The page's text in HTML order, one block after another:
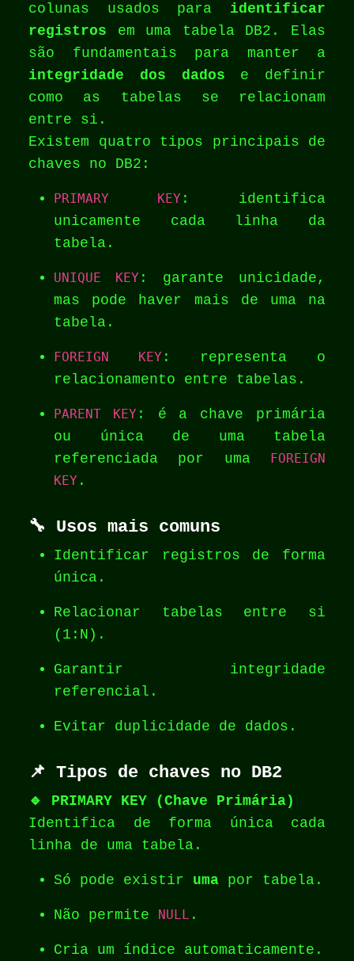
colunas usados para identificar
registros em uma tabela DB2. Elas
são fundamentais para manter a
integridade dos dados e definir
como as tabelas se relacionam
entre si.
Existem quatro tipos principais de
chaves no DB2:
PRIMARY KEY : identifica
unicamente cada linha da
tabela.
UNIQUE KEY : garante unicidade,
mas pode haver mais de uma na
tabela.
FOREIGN KEY: representa o
relacionamento entre tabelas.
PARENT KEY: é a chave primária
ou única de uma tabela
referenciada por uma
FOREIGN
KEY .
🔧 Usos mais comuns
Identificar registros de forma
única.
Relacionar tabelas entre si
(1:N).
Garantir integridade
referencial.
Evitar duplicidade de dados.
📌 Tipos de chaves no DB2
🔹 PRIMARY KEY (Chave Primária)
Identifica de forma única cada
linha de uma tabela.
Só pode existir uma por tabela.
Não permite NULL .
Cria um índice automaticamente.